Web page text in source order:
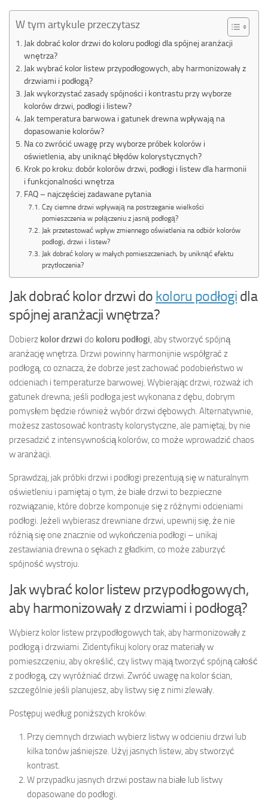
W tym artykule przeczytasz
Jak dobrać kolor drzwi do koloru podłogi dla spójnej aranżacji
wnętrza?
Jak wybrać kolor listew przypodłogowych, aby harmonizowały z
drzwiami i podłogą?
Jak wykorzystać zasady spójności i kontrastu przy wyborze
kolorów drzwi, podłogi i listew?
Jak temperatura barwowa i gatunek drewna wpływają na
dopasowanie kolorów?
Na co zwrócić uwagę przy wyborze próbek kolorów i
oświetlenia, aby uniknąć błędów kolorystycznych?
Krok po kroku: dobór kolorów drzwi, podłogi i listew dla harmonii
i funkcjonalności wnętrza
FAQ – najczęściej zadawane pytania
Czy ciemne drzwi wpływają na postrzeganie wielkości
pomieszczenia w połączeniu z jasną podłogą?
Jak przetestować wpływ zmiennego oświetlenia na odbiór kolorów
podłogi, drzwi i listew?
Jak dobrać kolory w małych pomieszczeniach, by uniknąć efektu
przytłoczenia?
Jak dobrać kolor drzwi do koloru podłogi dla
spójnej aranżacji wnętrza?
Dobierz kolor drzwi do koloru podłogi , aby stworzyć spójną
aranżację wnętrza. Drzwi powinny harmonijnie współgrać z
podłogą, co oznacza, że dobrze jest zachować podobieństwo w
odcieniach i temperaturze barwowej. Wybierając drzwi, rozważ ich
gatunek drewna; jeśli podłoga jest wykonana z dębu, dobrym
pomysłem będzie również wybór drzwi dębowych. Alternatywnie,
możesz zastosować kontrasty kolorystyczne, ale pamiętaj, by nie
przesadzić z intensywnością kolorów, co może wprowadzić chaos
w aranżacji.
Sprawdzaj, jak próbki drzwi i podłogi prezentują się w naturalnym
oświetleniu i pamiętaj o tym, że białe drzwi to bezpieczne
rozwiązanie, które dobrze komponuje się z różnymi odcieniami
podłogi. Jeżeli wybierasz drewniane drzwi, upewnij się, że nie
różnią się one znacznie od wykończenia podłogi – unikaj
zestawiania drewna o sękach z gładkim, co może zaburzyć
spójność wystroju.
Jak wybrać kolor listew przypodłogowych,
aby harmonizowały z drzwiami i podłogą?
Wybierz kolor listew przypodłogowych tak, aby harmonizowały z
podłogą i drzwiami. Zidentyfikuj kolory oraz materiały w
pomieszczeniu, aby określić, czy listwy mają tworzyć spójną całość
z podłogą, czy wyróżniać drzwi. Zwróć uwagę na kolor ścian,
szczególnie jeśli planujesz, aby listwy się z nimi zlewały.
Postępuj według poniższych kroków:
Przy ciemnych drzwiach wybierz listwy w odcieniu drzwi lub
kilka tonów jaśniejsze. Użyj jasnych listew, aby stworzyć
kontrast.
W przypadku jasnych drzwi postaw na białe lub listwy
dopasowane do podłogi.